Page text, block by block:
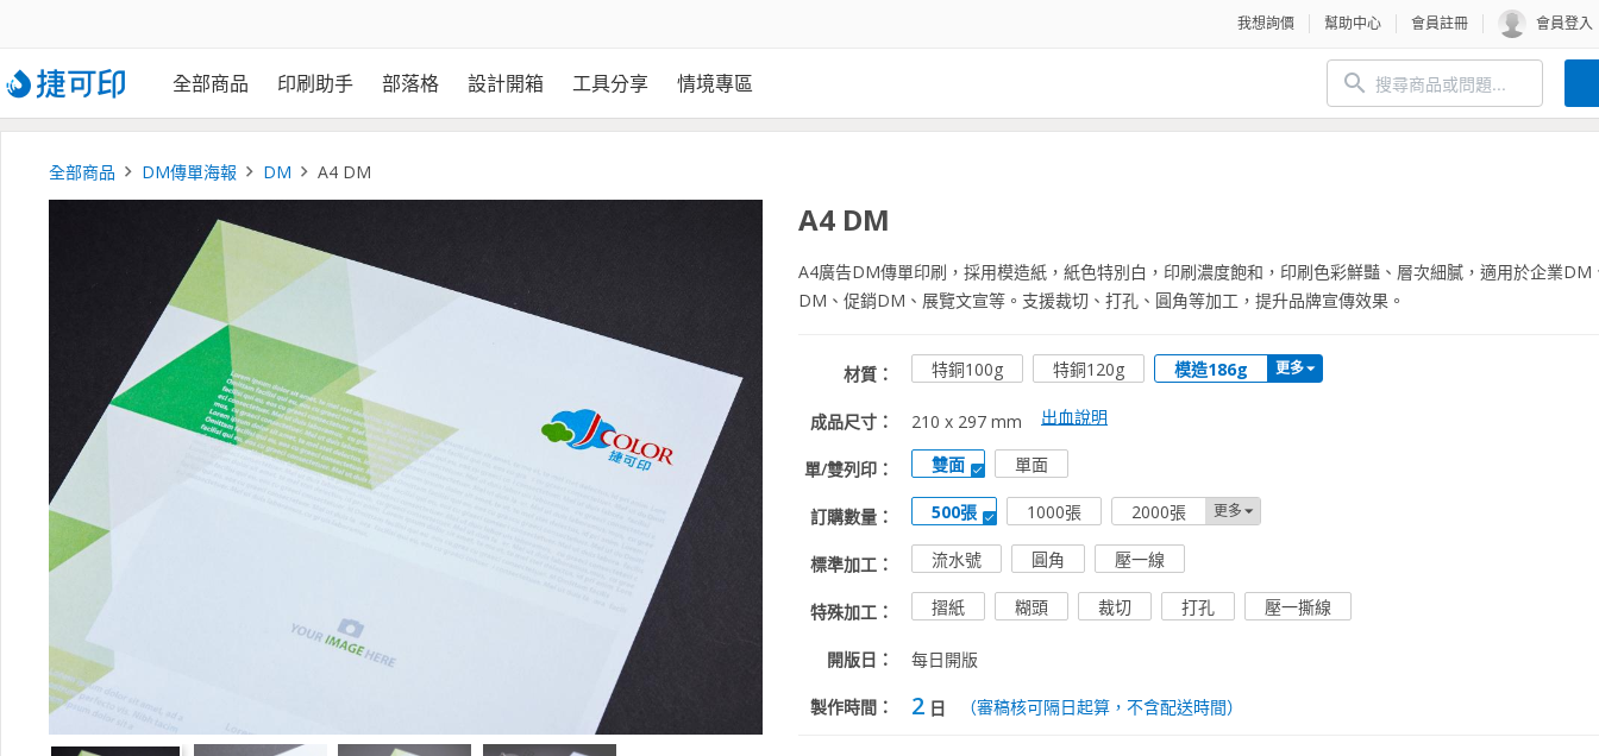
我想詢價 幫助中心 會員註冊 會員登入
全部商品 印刷助手 部落格 設計開箱 工具分享 情境專區
全部商品 DM傳單海報 DM A4 DM
A4 DM
A4廣告DM傳單印刷，採用模造紙，紙色特別白，印刷濃度飽和，印刷色彩鮮豔、層次細膩，適用於企業DM
DM、促銷DM、展覽文宣等。支援裁切、打孔、圓角等加工，提升品牌宣傳效果。
材質： 特銅100g 特銅120g 模造186g 更多
成品尺寸： 210 x 297 mm 出血說明
單/雙列印： 雙面 單面
訂購數量： 500張 1000張 2000張 更多
標準加工： 流水號 圓角 壓一線
特殊加工： 摺紙 糊頭 裁切 打孔 壓一撕線
開版日： 每日開版
製作時間： 2 日 （審稿核可隔日起算，不含配送時間）